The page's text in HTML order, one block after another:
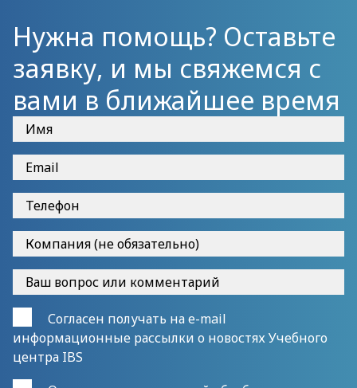
Нужна помощь? Оставьте
заявку, и мы свяжемся с
вами в ближайшее время
Согласен получать на e-mail
информационные рассылки о новостях Учебного
центра IBS